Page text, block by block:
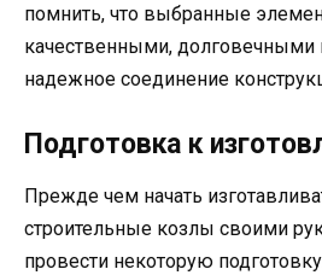
помнить, что выбранные
качественными, долговечными
надежное соединение
Подготовка к
Прежде чем начать
строительные козлы своими
провести некоторую